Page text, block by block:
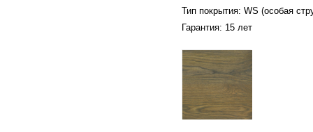
Тип покрытия: WS (особая
Гарантия: 15 лет